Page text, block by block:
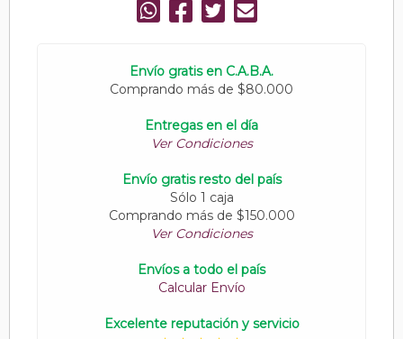
Envío gratis en C.A.B.A.
Comprando más de $80.000
Entregas en el día
Ver Condiciones
Envío gratis resto del país
Sólo 1 caja
Comprando más de $150.000
Ver Condiciones
Envíos a todo el país
Calcular Envío
Excelente reputación y servicio